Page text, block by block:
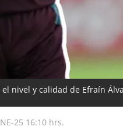
nivel y calidad de Efraín
25 16:10 hrs.